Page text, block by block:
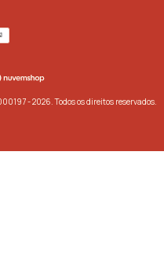
- 2026. Todos os direitos reservados.